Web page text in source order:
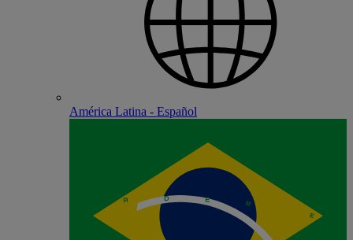
América Latina - Español